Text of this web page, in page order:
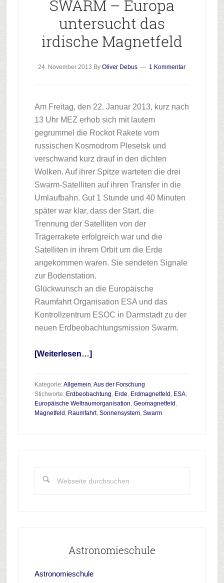
SWARM – Europa
untersucht das
irdische Magnetfeld
24. November 2013 ByOliver Debus 1 Kommentar
Am Freitag, den 22. Januar 2013, kurz nach
13 Uhr MEZ erhob sich mit lautem
gegrummel die Rockot Rakete vom
russischen Kosmodrom Plesetsk und
verschwand kurz drauf in den dichten
Wolken. Auf ihrer Spitze warteten die drei
Swarm-Satelliten auf ihren Transfer in die
Umlaufbahn. Gut 1 Stunde und 40 Minuten
später war klar, dass der Start, die
Trennung der Satelliten von der
Trägerrakete erfolgreich war und die
Satelliten in ihrem Orbit um die Erde
angekommen waren. Sie sendeten Signale
zur Bodenstation.
Glückwunsch an die Europäische
Raumfahrt Organisation ESA und das
Kontrollzentrum ESOC in Darmstadt zu der
neuen Erdbeobachtungsmission Swarm.
[Weiterlesen…]Infos
SWARM
–
Europa
Kategorie:Allgemein,Aus der Forschung
Stichworte: Erdbeobachtung, Erde, Erdmagnetfeld , ESA,
Europäische Weltraumorganisation, Geomagnetfeld ,
Magnetfeld , Raumfahrt, Sonnensystem, Swarm
durchsuchen
Astronomieschule
Astronomieschule